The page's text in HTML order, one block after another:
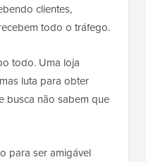
clientes,
todo o tráfego.
todo. Uma loja
luta para obter
busca não sabem que
para ser amigável